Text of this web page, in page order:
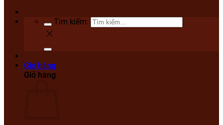
Tìm kiếm:
Giỏ hàng
Giỏ hàng